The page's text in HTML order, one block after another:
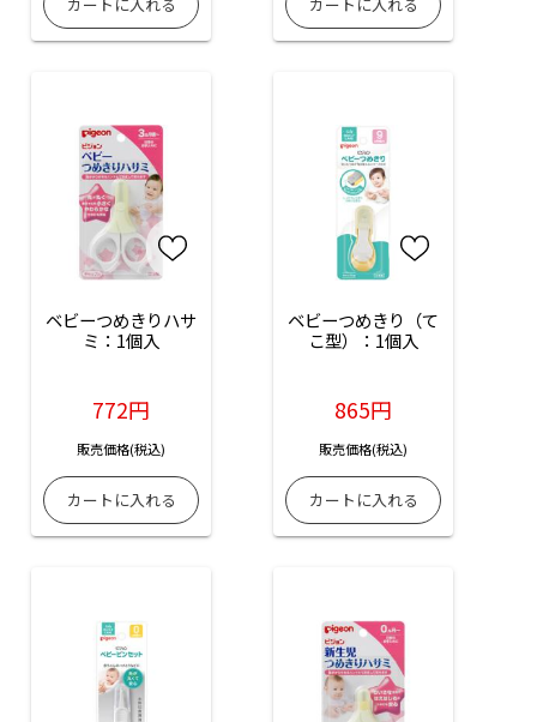
ベビーつめきりハサ
ミ：1個入
772円
販売価格(税込)
ベビーつめきり（て
こ型）：1個入
865円
販売価格(税込)